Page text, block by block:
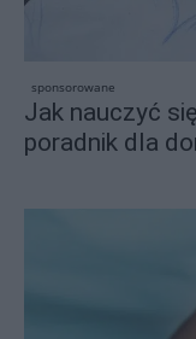
sponsorowane
Jak nauczyć
poradnik dla